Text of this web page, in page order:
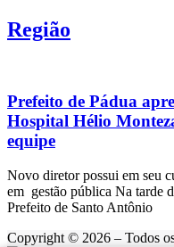
Região
Prefeito de Pádua
Hospital Hélio
equipe
Novo diretor possui em seu
em gestão pública Na tarde
Prefeito de Santo Antônio
Copyright © 2026 – Todos